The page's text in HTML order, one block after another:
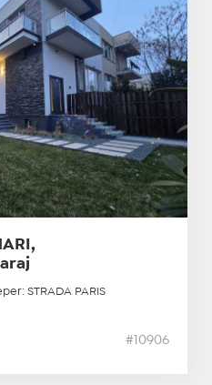
STRADA PARIS
#10906